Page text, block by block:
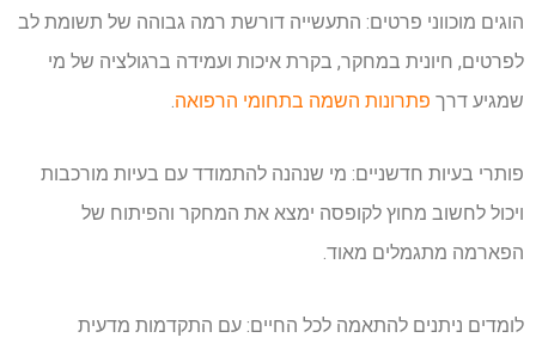
הוגים מוכווני פרטים: התעשייה דורשת רמה גבוהה של תשומת לב
לפרטים, חיונית במחקר, בקרת איכות ועמידה ברגולציה של מי
שמגיע דרך פתרונות השמה בתחומי הרפואה.
פותרי בעיות חדשניים: מי שנהנה להתמודד עם בעיות מורכבות
ויכול לחשוב מחוץ לקופסה ימצא את המחקר והפיתוח של
הפארמה מתגמלים מאוד.
לומדים ניתנים להתאמה לכל החיים: עם התקדמות מדעית